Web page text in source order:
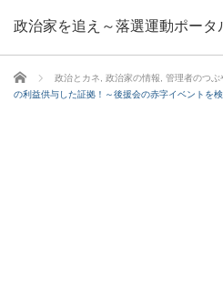
政治家を追え～落選運動ポータ
ホーム 政治とカネ 政治家の情報 管理者のつぶ
の利益供与した証拠！～後援会の赤字イベントを